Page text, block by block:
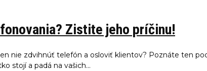
Zistite jeho príčinu!
nie zdvihnúť telefón a osloviť klientov? Poznáte ten
stojí a padá na vašich...